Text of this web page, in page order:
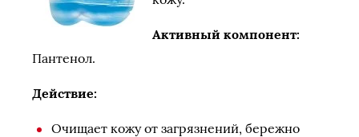
Активный компонент:
Пантенол.
Действие:
Очищает кожу от загрязнений, бережно